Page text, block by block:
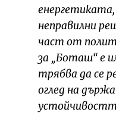
неправилни
част от
за „Боташ“ е
трябва да се
оглед на